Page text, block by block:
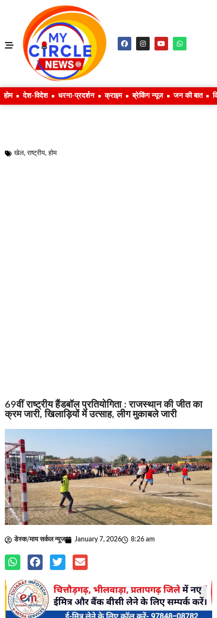
होम देश-विदेश धरना-प्रदर्शन क्राइम ब्रेकिंग न्यूज जन की बात
खेल, राष्ट्रीय, होम
69वीं राष्ट्रीय हैंडबॉल प्रतियोगिता : राजस्थान की जीत का
क्रम जारी, खिलाड़ियों में उत्साह, लीग मुकाबले जारी
डेस्क/माय सर्कल न्यूज January 7, 2026 8:26 am